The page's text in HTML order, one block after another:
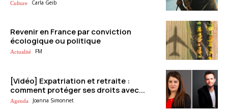
Culture Carla Geib
Revenir en France par conviction
écologique ou politique
Actualité FM
[Vidéo] Expatriation et retraite :
comment protéger ses droits avec...
Agenda Joanna Simonnet